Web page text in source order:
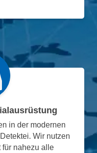
in der modernen
Wir nutzen
nahezu alle